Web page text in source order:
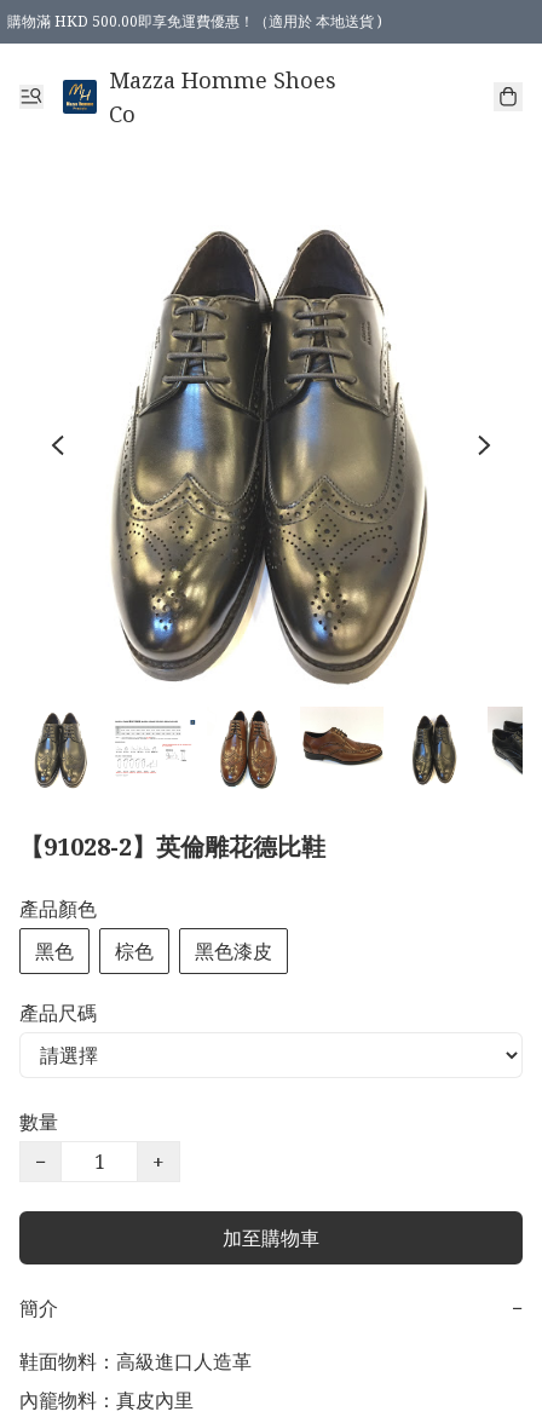
購物滿 HKD 500.00即享免運費優惠！（適用於 本地送貨 )
Mazza Homme Shoes
Co
【91028-2】英倫雕花德比鞋
產品顏色
黑色
棕色 黑色漆皮
產品尺碼
數量
−
+
加至購物車
簡介
−
鞋面物料：高級進口人造革
內籠物料：真皮內里